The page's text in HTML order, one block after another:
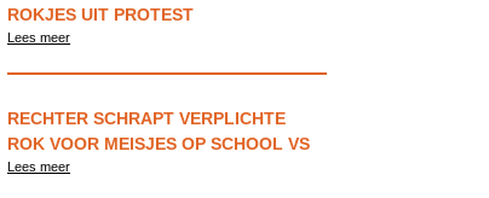
ROKJES UIT PROTEST
Lees meer
RECHTER SCHRAPT VERPLICHTE
ROK VOOR MEISJES OP SCHOOL VS
Lees meer